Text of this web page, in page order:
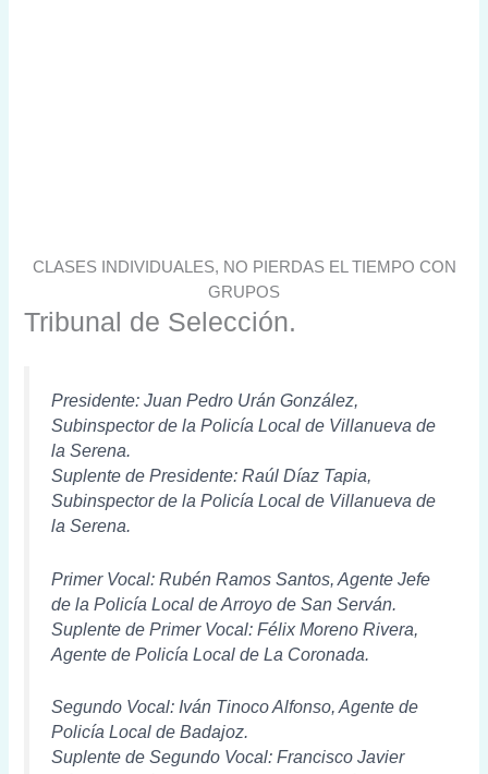
CLASES INDIVIDUALES, NO PIERDAS EL TIEMPO CON
GRUPOS
Tribunal de Selección.
Presidente: Juan Pedro Urán González,
Subinspector de la Policía Local de Villanueva de
la Serena.
Suplente de Presidente: Raúl Díaz Tapia,
Subinspector de la Policía Local de Villanueva de
la Serena.
Primer Vocal: Rubén Ramos Santos, Agente Jefe
de la Policía Local de Arroyo de San Serván.
Suplente de Primer Vocal: Félix Moreno Rivera,
Agente de Policía Local de La Coronada.
Segundo Vocal: Iván Tinoco Alfonso, Agente de
Policía Local de Badajoz.
Suplente de Segundo Vocal: Francisco Javier